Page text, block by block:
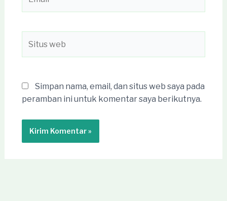
web
Simpan nama, email, dan situs web saya pada
peramban ini untuk komentar saya berikutnya.